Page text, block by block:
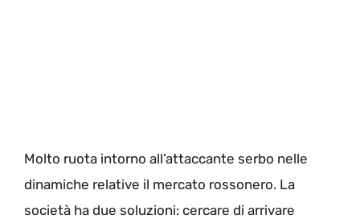
Molto ruota intorno all’attaccante serbo nelle
dinamiche relative il mercato rossonero. La
società ha due soluzioni: cercare di arrivare